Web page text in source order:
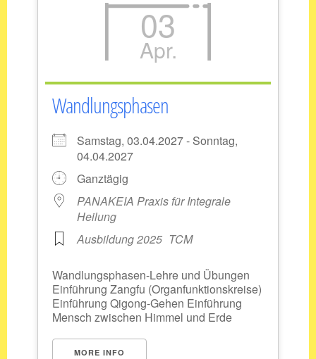
03
Apr.
Wandlungsphasen
Samstag, 03.04.2027 - Sonntag,
04.04.2027
Ganztägig
PANAKEIA Praxis für Integrale
Heilung
Ausbildung 2025 TCM
Wandlungsphasen-Lehre und Übungen
Einführung Zangfu (Organfunktionskreise)
Einführung Qigong-Gehen Einführung
Mensch zwischen Himmel und Erde
MORE INFO